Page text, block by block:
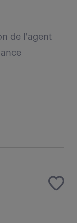
de l'agent